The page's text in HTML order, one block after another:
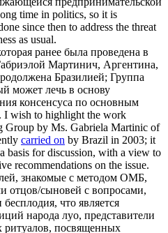
time in politics, so it is
since then to address the threat
as usual.
ранее была проведена в
Мартинич, Аргентина,
Бразилией; Группа
может лечь в основу
консенсуса по основным
I wish to highlight the work
Group by Ms. Gabriela Martinic of
carried on by Brazil in 2003; it
basis for discussion, with a view to
recommendations on the issue.
знакомые с методом ОМБ,
отцов/сыновей с вопросами,
что является
народа луо, представители
ритуалов, посвященных